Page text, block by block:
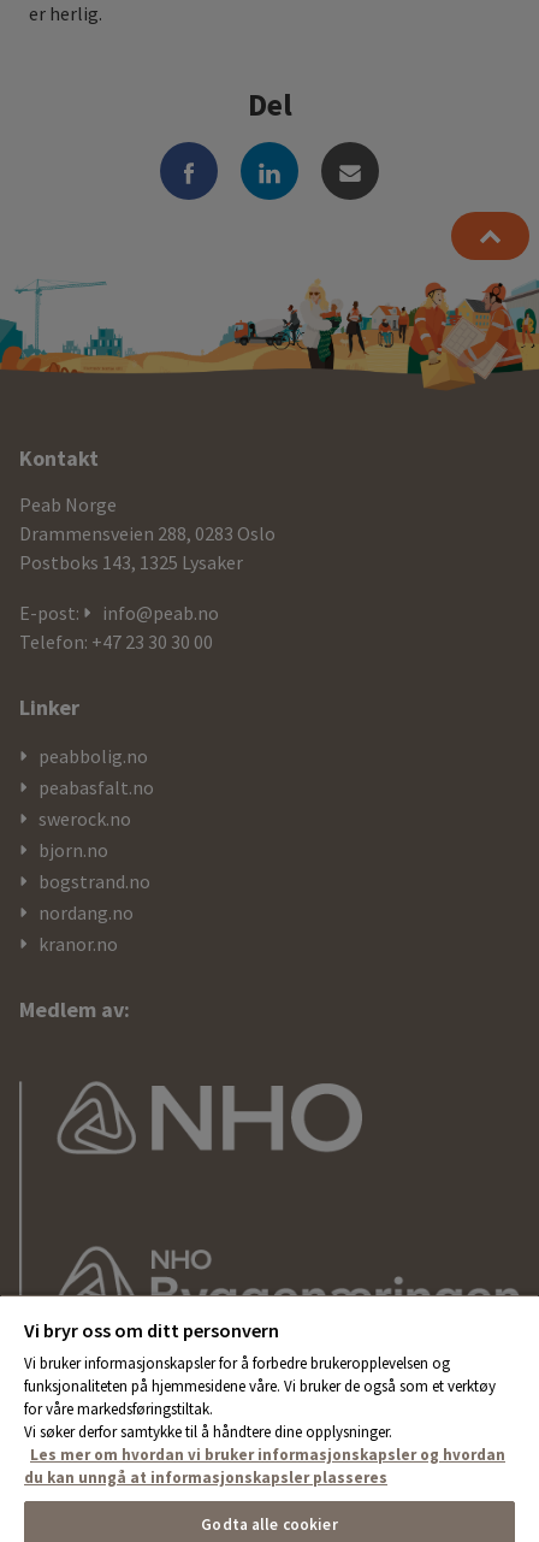
er herlig.
Del
Ytterligere
informasjon
og
kontaktdetaljer
Kontakt
Peab Norge
Drammensveien 288, 0283 Oslo
Postboks 143, 1325 Lysaker
E-post:
info@peab.no
Telefon: +47 23 30 30 00
Linker
peabbolig.no
peabasfalt.no
swerock.no
bjorn.no
bogstrand.no
nordang.no
kranor.no
Medlem av:
Vi bryr oss om ditt personvern
Vi bruker informasjonskapsler for å forbedre brukeropplevelsen og
funksjonaliteten på hjemmesidene våre. Vi bruker de også som et verktøy
for våre markedsføringstiltak.
Vi søker derfor samtykke til å håndtere dine opplysninger.
Les mer om hvordan vi bruker informasjonskapsler og hvordan
du kan unngå at informasjonskapsler plasseres
Godta alle cookier